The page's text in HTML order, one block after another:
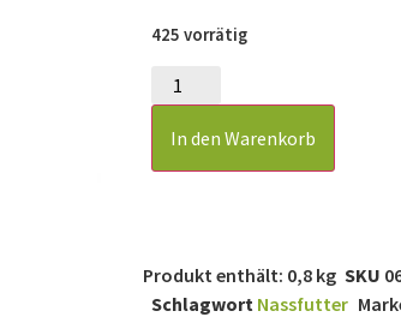
425 vorrätig
In den Warenkorb
Produkt enthält: 0,8 kg SKU
Schlagwort Nassfutter